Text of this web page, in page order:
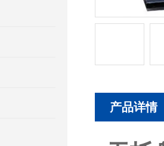
产品详情